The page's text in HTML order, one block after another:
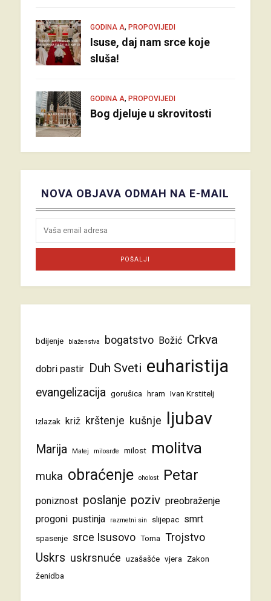
GODINA A, PROPOVIJEDI
Isuse, daj nam srce koje
sluša!
GODINA A, PROPOVIJEDI
Bog djeluje u skrovitosti
NOVA OBJAVA ODMAH NA E-MAIL
bdijenje blaženstva bogatstvo Božić Crkva
dobri pastir Duh Sveti euharistija
evangelizacija gorušica hram Ivan Krstitelj
Izlazak križ krštenje kušnje ljubav
Marija Matej milosrđe milost molitva
muka obraćenje oholost Petar
poniznost poslanje poziv preobraženje
progoni pustinja razmetni sin slijepac smrt
spasenje srce Isusovo Toma Trojstvo
Uskrs uskrsnuće uzašašće vjera Zakon
ženidba